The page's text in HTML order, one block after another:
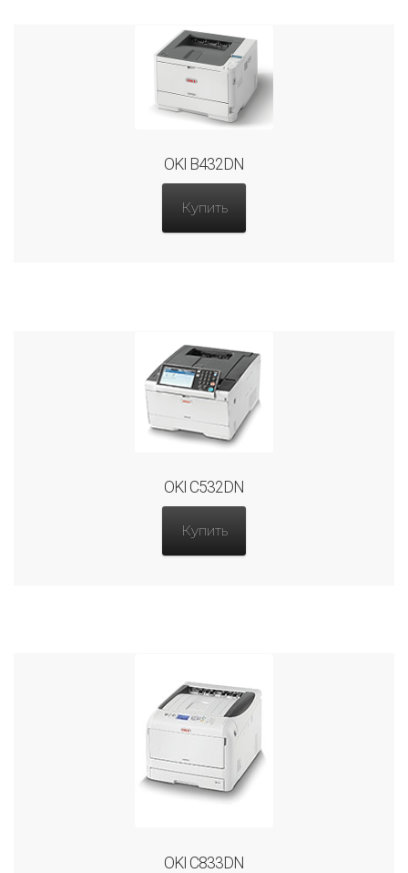
OKI B432DN
Купить
OKI C532DN
Купить
OKI C833DN